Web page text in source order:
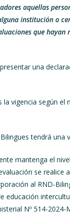
aquellas
institución o
que
una
vigencia según el
tendrá una
mantenga el
se realice
al RND-
educación
Nº 514-2024-